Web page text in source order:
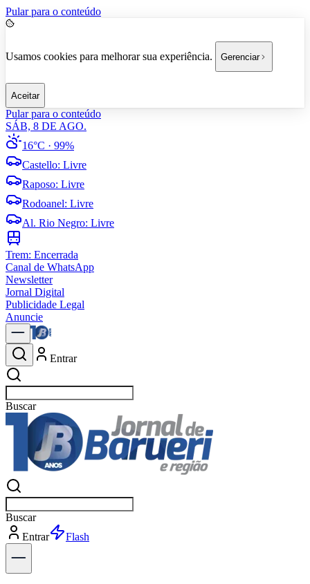
Pular para o conteúdo
Usamos cookies para melhorar sua experiência. Gerenciar
Aceitar
Pular para o conteúdo
SÁB, 8 DE AGO.
16°C · 99%
Castello: Livre
Raposo: Livre
Rodoanel: Livre
Al. Rio Negro: Livre
Trem: Encerrada
Canal de WhatsApp
Newsletter
Jornal Digital
Publicidade Legal
Anuncie
Entrar
Buscarnot
Buscarnot
Entrar
Explorar